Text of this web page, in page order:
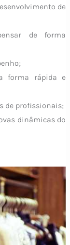
de
de forma
forma rápida e
de profissionais;
dinâmicas do